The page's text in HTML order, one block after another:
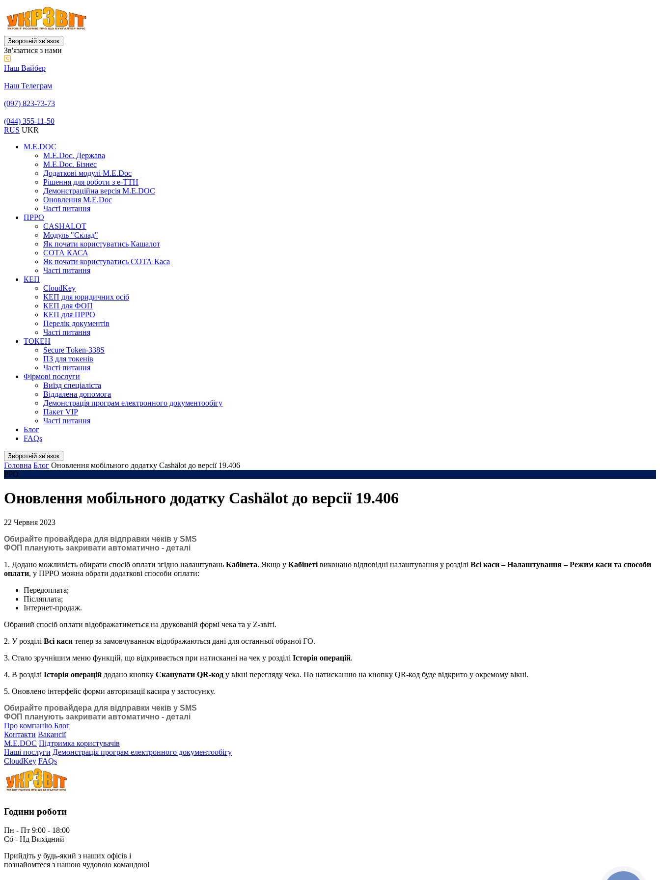
Зворотній звʼязок
Зв'язатися з нами
Наш Вайбер
Наш Телеграм
(097) 823-73-73
(044) 355-11-50
RUS UKR
M.E.DOC
M.E.Doc. Держава
M.E.Doc. Бізнес
Додаткові модулі M.E.Doc
Рішення для роботи з е-ТТН
Демонстраційна версія M.E.DOC
Оновлення M.E.Doc
Часті питання
ПРРО
CASHALOT
Модуль "Склад"
Як почати користуватись Кашалот
СОТА КАСА
Як почати користуватись СОТА Каса
Часті питання
КЕП
CloudKey
КЕП для юридичних осіб
КЕП для ФОП
КЕП для ПРРО
Перелік документів
Часті питання
ТОКЕН
Secure Token-338S
ПЗ для токенів
Часті питання
Фірмові послуги
Виїзд спеціаліста
Віддалена допомога
Демонстрація програм електронного документообігу
Пакет VIP
Часті питання
Блог
FAQs
Зворотній звʼязок
Головна Блог Оновлення мобільного додатку Cashӓlot до версії 19.406
РРО
Оновлення мобільного додатку Cashӓlot до версії 19.406
22 Червня 2023
Обирайте провайдера для відправки чеків у SMS
ФОП планують закривати автоматично - деталі
1. Додано можливість обирати спосіб оплати згідно налаштувань Кабінета. Якщо у Кабінеті виконано відповідні налаштування у розділі Всі каси – Налаштування – Режим каси та способи
оплати, у ПРРО можна обрати додаткові способи оплати:
Передоплата;
Післяплата;
Інтернет-продаж.
Обраний спосіб оплати відображатиметься на друкованій формі чека та у Z-звіті.
2. У розділі Всі каси тепер за замовчуванням відображаються дані для останньої обраної ГО.
3. Стало зручнішим меню функцій, що відкривається при натисканні на чек у розділі Історія операцій.
4. В розділі Історія операцій додано кнопку Сканувати QR-код у вікні перегляду чека. По натисканню на кнопку QR-код буде відкрито у окремому вікні.
5. Оновлено інтерфейс форми авторизації касира у застосунку.
Обирайте провайдера для відправки чеків у SMS
ФОП планують закривати автоматично - деталі
Про компанію Блог
Контакти Вакансії
M.E.DOC Підтримка користувачів
Наші послуги Демонстрація програм електронного документообігу
CloudKey FAQs
Години роботи
Пн - Пт 9:00 - 18:00
Сб - Нд Вихідний
Прийдіть у будь-який з наших офісів і
познайомтеся з нашою чудовою командою!